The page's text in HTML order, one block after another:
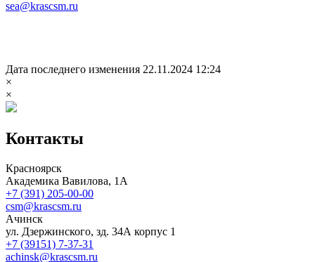
sea@krascsm.ru
Дата последнего изменения 22.11.2024 12:24
×
×
Контакты
Красноярск
Академика Вавилова, 1А
+7 (391) 205-00-00
csm@krascsm.ru
Ачинск
ул. Дзержинского, зд. 34А корпус 1
+7 (39151) 7-37-31
achinsk@krascsm.ru